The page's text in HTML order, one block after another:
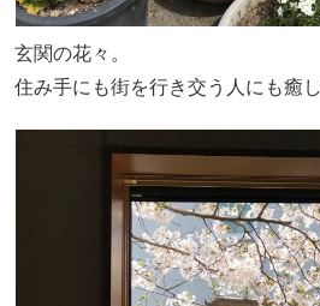
玄関の花々。
住み手にも街を行き交う人にも癒